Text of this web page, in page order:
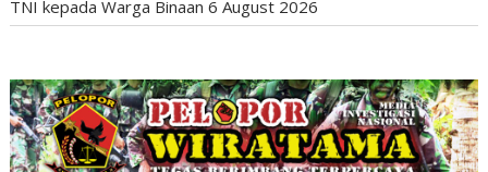
TNI kepada Warga Binaan 6 August 2026